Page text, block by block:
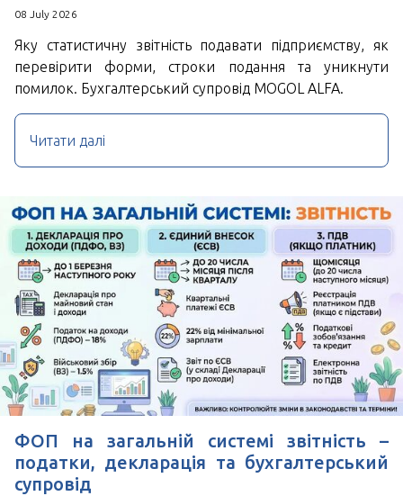
08 July 2026
Яку статистичну звітність подавати підприємству, як
перевірити форми, строки подання та уникнути
помилок. Бухгалтерський супровід MOGOL ALFA.
Читати далі
ФОП на загальній системі звітність –
податки, декларація та бухгалтерський
супровід